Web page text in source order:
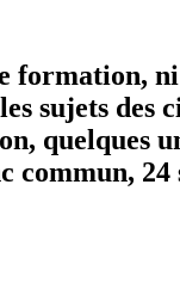
formation,
sujets des
quelques